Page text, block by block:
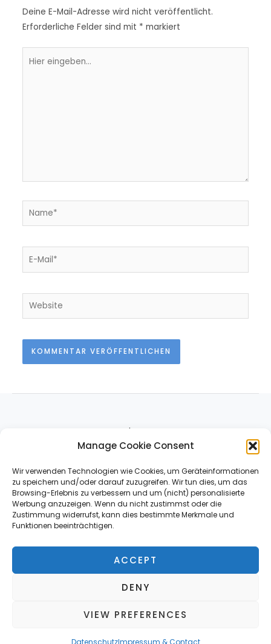
Manage Cookie Consent
Wir verwenden Technologien wie Cookies, um Geräteinformationen
zu speichern und/oder darauf zuzugreifen. Wir tun dies, um das
Browsing-Erlebnis zu verbessern und um (nicht) personalisierte
Werbung anzuzeigen. Wenn du nicht zustimmst oder die
Zustimmung widerrufst, kann dies bestimmte Merkmale und
Funktionen beeinträchtigen.
ACCEPT
DENY
VIEW PREFERENCES
DatenschutzImpressum & Contact
Deine E-Mail-Adresse wird nicht veröffentlicht.
Erforderliche Felder sind mit * markiert
About
Impressum & Contact
*Affiliate Link